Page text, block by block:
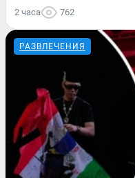
2 часа 762
РАЗВЛЕЧЕНИЯ